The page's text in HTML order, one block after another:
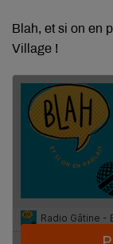
Blah, et si on en
Village !